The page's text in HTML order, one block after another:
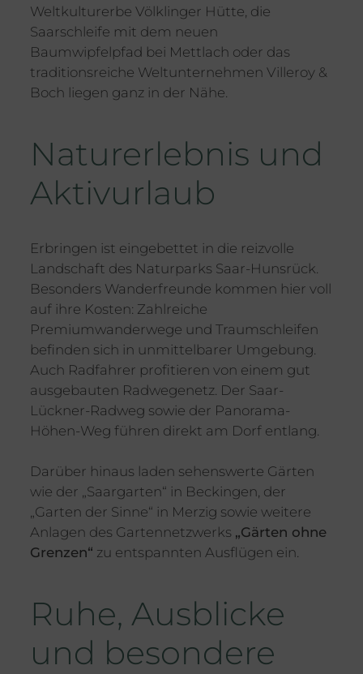
Weltkulturerbe Völklinger Hütte, die
Saarschleife mit dem neuen
Baumwipfelpfad bei Mettlach oder das
traditionsreiche Weltunternehmen Villeroy &
Boch liegen ganz in der Nähe.
Naturerlebnis und
Aktivurlaub
Erbringen ist eingebettet in die reizvolle
Landschaft des Naturparks Saar-Hunsrück.
Besonders Wanderfreunde kommen hier voll
auf ihre Kosten: Zahlreiche
Premiumwanderwege und Traumschleifen
befinden sich in unmittelbarer Umgebung.
Auch Radfahrer profitieren von einem gut
ausgebauten Radwegenetz. Der Saar-
Lückner-Radweg sowie der Panorama-
Höhen-Weg führen direkt am Dorf entlang.
Darüber hinaus laden sehenswerte Gärten
wie der „Saargarten“ in Beckingen, der
„Garten der Sinne“ in Merzig sowie weitere
Anlagen des Gartennetzwerks „Gärten ohne
Grenzen“ zu entspannten Ausflügen ein.
Ruhe, Ausblicke
und besondere